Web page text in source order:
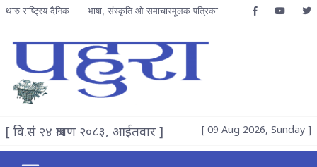
थारु राष्ट्रिय दैनिक भाषा, संस्कृति ओ समाचारमूलक पत्रिका
[ वि.सं २४ श्रावण २०८३, आईतवार ] [ 09 Aug 2026, Sunday ]